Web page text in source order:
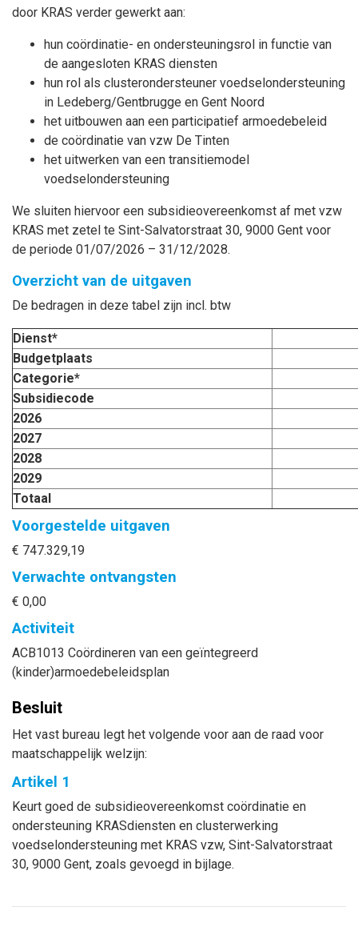
door KRAS verder gewerkt aan:
hun coördinatie- en ondersteuningsrol in functie van
de aangesloten KRAS diensten
hun rol als clusterondersteuner voedselondersteuning
in Ledeberg/Gentbrugge en Gent Noord
het uitbouwen aan een participatief armoedebeleid
de coördinatie van vzw De Tinten
het uitwerken van een transitiemodel
voedselondersteuning
We sluiten hiervoor een subsidieovereenkomst af met vzw
KRAS met zetel te Sint-Salvatorstraat 30, 9000 Gent voor
de periode 01/07/2026 – 31/12/2028.
Overzicht van de uitgaven
De bedragen in deze tabel zijn incl. btw
Dienst*
Budgetplaats
Categorie*
Subsidiecode
2026
2027
2028
2029
Totaal
Voorgestelde uitgaven
€ 747.329,19
Verwachte ontvangsten
€ 0,00
Activiteit
ACB1013 Coördineren van een geïntegreerd
(kinder)armoedebeleidsplan
Besluit
Het vast bureau legt het volgende voor aan de raad voor
maatschappelijk welzijn:
Artikel 1
Keurt goed de subsidieovereenkomst coördinatie en
ondersteuning KRASdiensten en clusterwerking
voedselondersteuning met KRAS vzw, Sint-Salvatorstraat
30, 9000 Gent, zoals gevoegd in bijlage.